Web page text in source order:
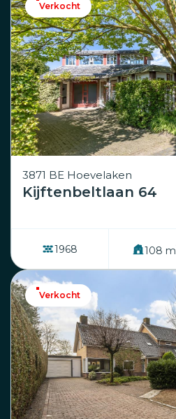
3871 BE Hoevelaken
Kijftenbeltlaan 64
1968 108 m
Verkocht
Verkocht